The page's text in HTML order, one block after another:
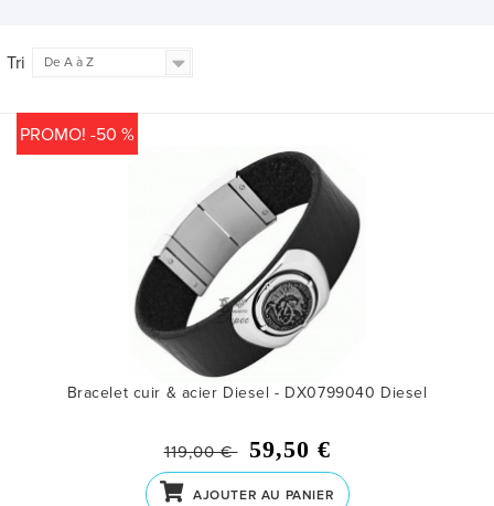
Tri De A à Z
PROMO! -50 %
Bracelet cuir & acier Diesel - DX0799040 Diesel
119,00 € 59,50 €
AJOUTER AU PANIER